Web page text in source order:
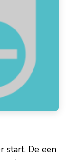
start. De een